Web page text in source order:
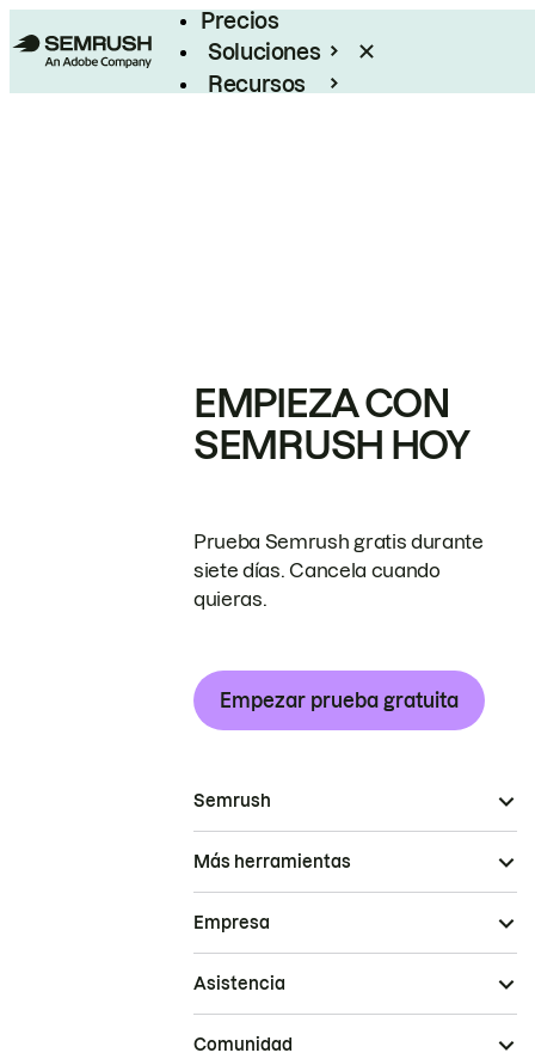
Precios
Soluciones
Recursos
EMPIEZA CON
SEMRUSH HOY
Prueba Semrush gratis durante
siete días. Cancela cuando
quieras.
Empezar prueba gratuita
Semrush
Más herramientas
Empresa
Asistencia
Comunidad